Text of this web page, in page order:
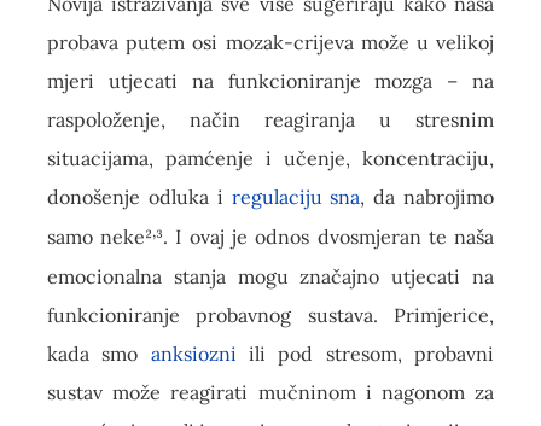
probava putem osi mozak-crijeva može u velikoj
mjeri utjecati na funkcioniranje mozga – na
raspoloženje, način reagiranja u stresnim
situacijama, pamćenje i učenje, koncentraciju,
donošenje odluka i regulaciju sna, da nabrojimo
samo neke²,³. I ovaj je odnos dvosmjeran te naša
emocionalna stanja mogu značajno utjecati na
funkcioniranje probavnog sustava. Primjerice,
kada smo anksiozni ili pod stresom, probavni
sustav može reagirati mučninom i nagonom za